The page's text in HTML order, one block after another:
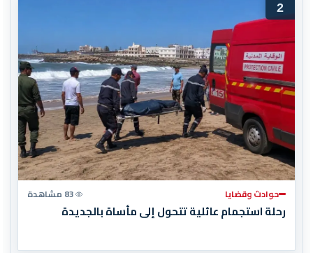
2
حوادث وقضايا 83 مشاهدة
رحلة استجمام عائلية تتحول إلى مأساة بالجديدة